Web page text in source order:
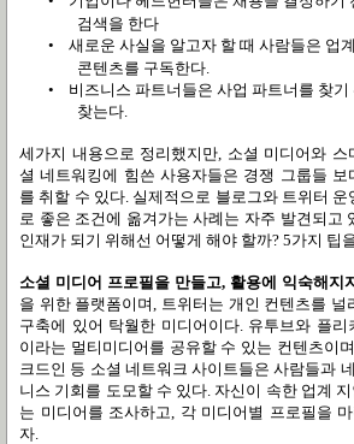
검색을 한다
•
새로운 사실을 알고자 할 때 사람들은 업
콘텐츠를 구독한다.
•
비즈니스 파트너들은 사업 파트너를 찾
찾는다.
세가지 내용으로 정리했지만, 소셜 미디어와 스
셜 네트워킹에 힘쓴 사용자들은 경쟁 그룹들 보
를 취할 수 있다. 실제적으로 블로그와 트위터 운
로 좋은 조건에 옮겨가는 사례는 자주 발견되고
인재가 되기 위해선 어떻게 해야 할까? 5가지 팁
소셜 미디어 프로필을 만들고, 활용에 익숙해지
을 위한 플랫폼이며, 트위터는 개인 컨텐츠를 널
구축에 있어 탁월한 미디어이다. 유투브와 플리
이라는 멀티미디어를 공유할 수 있는 컨텐츠이며
크드인 등 소셜 네트워크 사이트들은 사람들과
니스 기회를 도모할 수 있다.자신이 속한 업계
는 미디어를 조사하고, 각 미디어별 프로필을
자.